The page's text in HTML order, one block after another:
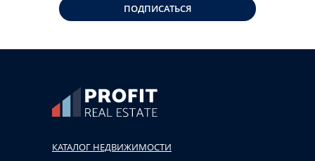
ПОДПИСАТЬСЯ
КАТАЛОГ НЕДВИЖИМОСТИ